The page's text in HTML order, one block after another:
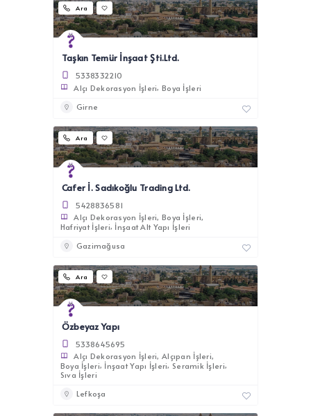
Ara
Taşkın Temür İnşaat Şti.Ltd.
5338332210
Alçı Dekorasyon İşleri Boya İşleri
Girne
Ara
Cafer İ. Sadıkoğlu Trading Ltd.
5428836581
Alçı Dekorasyon İşleri Boya İşleri
Hafriyat İşleri İnşaat Alt Yapı İşleri
Gazimağusa
Ara
Özbeyaz Yapı
5338645695
Alçı Dekorasyon İşleri Alçıpan İşleri
Boya İşleri İnşaat Yapı İşleri Seramik İşleri
Sıva İşleri
Lefkoşa